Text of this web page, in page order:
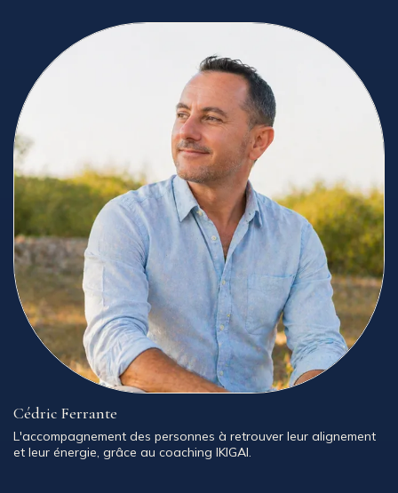
Cédric Ferrante
L'accompagnement des personnes à retrouver leur alignement
et leur énergie, grâce au coaching IKIGAI.